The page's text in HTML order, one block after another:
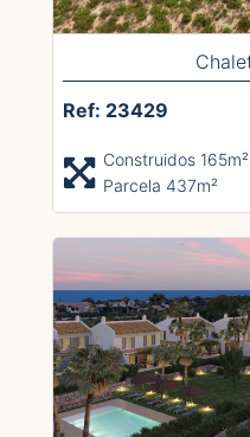
Ref: 23429
Construidos 165m²
Parcela 437m²